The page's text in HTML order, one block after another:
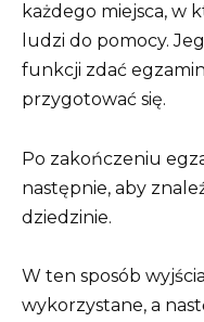
każdego miejsca, w
ludzi do pomocy.
funkcji zdać
przygotować się.
Po zakończeniu
następnie, aby
dziedzinie.
W ten sposób
wykorzystane, a